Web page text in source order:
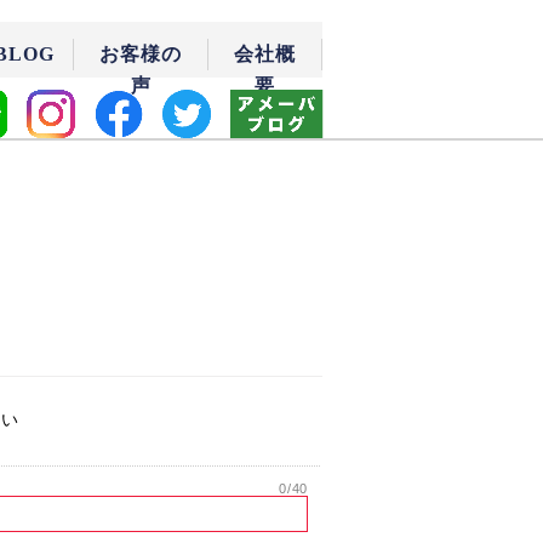
お客様の
声
会社概
要
0/40